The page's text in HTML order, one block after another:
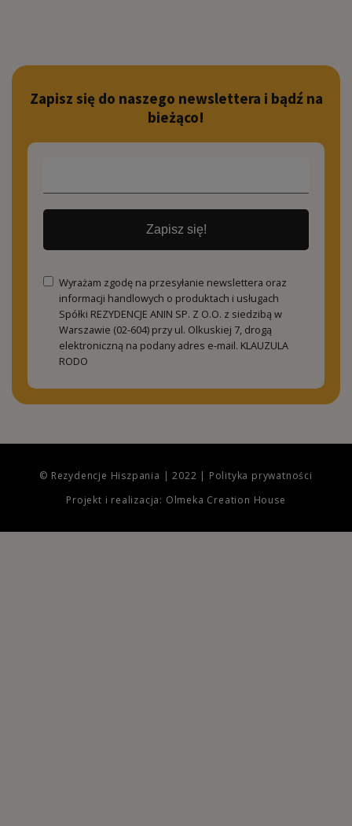
Zapisz się do naszego newslettera i bądź na
bieżąco!
Zapisz się!
Wyrażam zgodę na przesyłanie newslettera oraz
informacji handlowych o produktach i usługach
Spółki REZYDENCJE ANIN SP. Z O.O. z siedzibą w
Warszawie (02-604) przy ul. Olkuskiej 7, drogą
elektroniczną na podany adres e-mail. KLAUZULA
RODO
© Rezydencje Hiszpania | 2022 | Polityka prywatności
Projekt i realizacja: Olmeka Creation House